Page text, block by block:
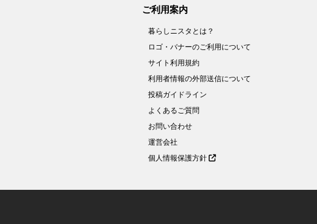
ご利用案内
暮らしニスタとは？
ロゴ・バナーのご利用について
サイト利用規約
利用者情報の外部送信について
投稿ガイドライン
よくあるご質問
お問い合わせ
運営会社
個人情報保護方針